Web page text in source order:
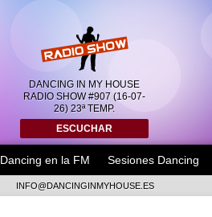
DANCING IN MY HOUSE
RADIO SHOW #907 (16-07-
26) 23ª TEMP.
ESCUCHAR
Dancing en la FM Sesiones Dancing
INFO@DANCINGINMYHOUSE.ES